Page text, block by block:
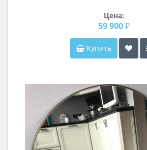
Цена:
59 900 ₽
Купить